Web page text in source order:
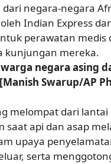
negara-negara
Indian Express
perawatan medis
kunjungan mereka.
negara asing
Swarup/AP
melompat dari
api dan asap
upaya
serta